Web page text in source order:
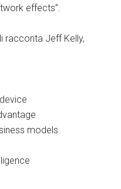
effects”.
racconta Jeff Kelly,
models